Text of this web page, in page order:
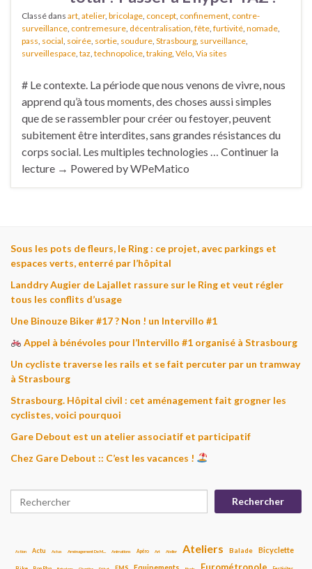
Classé dans art, atelier, bricolage, concept, confinement, contre-
surveillance, contremesure, décentralisation, fête, furtivité, nomade,
pass, social, soirée, sortie, soudure, Strasbourg, surveillance,
surveillespace, taz, technopolice, traking, Vélo, Via sites
# Le contexte. La période que nous venons de vivre, nous
apprend qu’à tous moments, des choses aussi simples
que de se rassembler pour créer ou festoyer, peuvent
subitement être interdites, sans grandes résistances du
corps social. Les multiples technologies … Continuer la
lecture → Powered by WPeMatico
Sous les pots de fleurs, le Ring : ce projet, avec parkings et
espaces verts, enterré par l’hôpital
Landdry Augier de Lajallet rassure sur le Ring et veut régler
tous les conflits d’usage
Une Binouze Biker #17 ? Non ! un Intervillo #1
Appel à bénévoles pour l’Intervillo #1 organisé à Strasbourg
Un cycliste traverse les rails et se fait percuter par un tramway
à Strasbourg
Strasbourg. Hôpital civil : cet aménagement fait grogner les
cyclistes, voici pourquoi
Gare Debout est un atelier associatif et participatif
Chez Gare Debout :: C’est les vacances !
Rechercher Rechercher
Action Actu Actus Aménagement De M.... Animations Apéro Art Atelier Ateliers Balade Bicyclette